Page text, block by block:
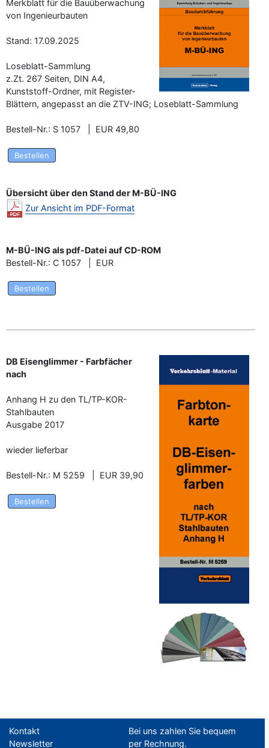
Merkblatt für die Bauüberwachung
von Ingenieurbauten
Stand: 17.09.2025
Loseblatt-Sammlung
z.Zt. 267 Seiten, DIN A4,
Kunststoff-Ordner, mit Register-
Blättern, angepasst an die ZTV-ING; Loseblatt-Sammlung
Bestell-Nr.: S 1057 | EUR 49,80
Bestellen
Übersicht über den Stand der M-BÜ-ING
Zur Ansicht im PDF-Format
M-BÜ-ING als pdf-Datei auf CD-ROM
Bestell-Nr.: C 1057 | EUR
Bestellen
DB Eisenglimmer - Farbfächer
nach
Anhang H zu den TL/TP-KOR-
Stahlbauten
Ausgabe 2017
wieder lieferbar
Bestell-Nr.: M 5259 | EUR 39,90
Bestellen
Kontakt
Newsletter
Bei uns zahlen Sie bequem
per Rechnung.